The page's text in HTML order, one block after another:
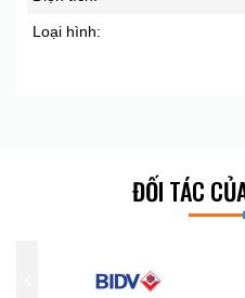
Loại hình:
ĐỐI TÁC